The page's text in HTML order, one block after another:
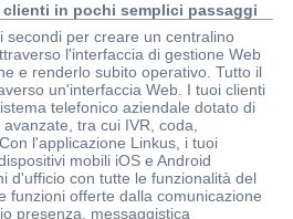
in pochi semplici passaggi
secondi per creare un centralino
l'interfaccia di gestione Web
e renderlo subito operativo. Tutto il
un'interfaccia Web. I tuoi clienti
telefonico aziendale dotato di
tra cui IVR, coda,
l'applicazione Linkus, i tuoi
mobili iOS e Android
d'ufficio con tutte le funzionalità del
funzioni offerte dalla comunicazione
presenza, messaggistica